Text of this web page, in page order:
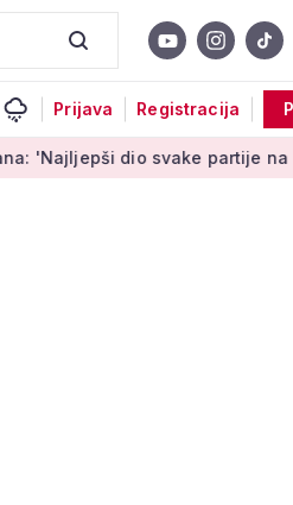
Prijava Registracija
dio svake partije na boćalištu